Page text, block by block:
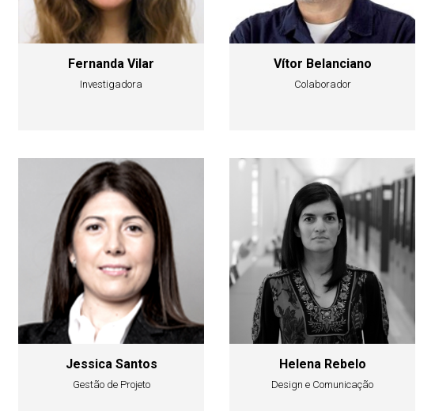
Fernanda Vilar
Investigadora
Vítor Belanciano
Colaborador
Jessica Santos
Gestão de Projeto
Helena Rebelo
Design e Comunicação